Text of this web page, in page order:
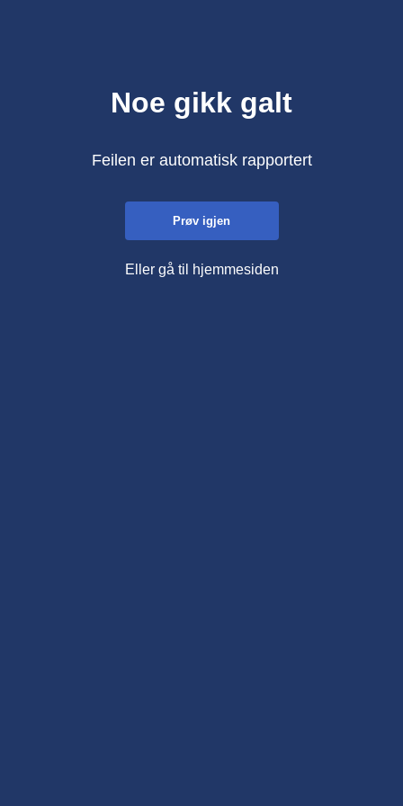
Noe gikk galt
Feilen er automatisk rapportert
Prøv igjen
Eller gå til hjemmesiden